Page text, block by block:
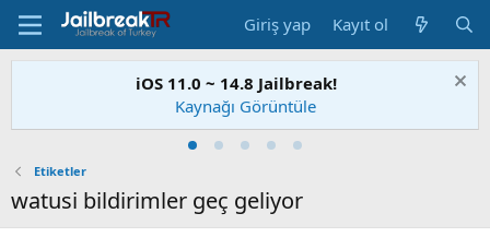
Giriş yap Kayıt ol
iOS 11.0 ~ 14.8 Jailbreak!
Kaynağı Görüntüle
Etiketler
watusi bildirimler geç geliyor